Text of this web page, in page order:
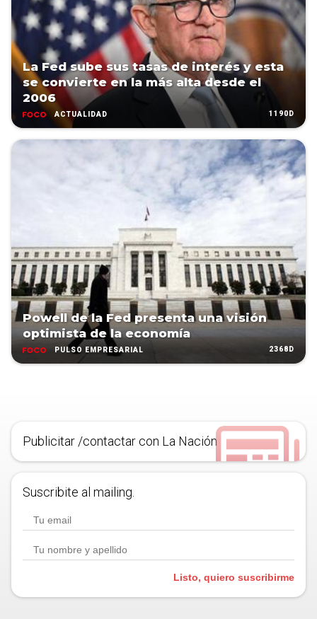
La Fed sube sus tasas de interés y esta
se convierte en la más alta desde el
2006
ACTUALIDAD 1190D
Powell de la Fed presenta una visión
optimista de la economía
PULSO EMPRESARIAL 2368D
Publicitar /contactar con La Nación
Suscribite al mailing.
Listo, quiero suscribirme